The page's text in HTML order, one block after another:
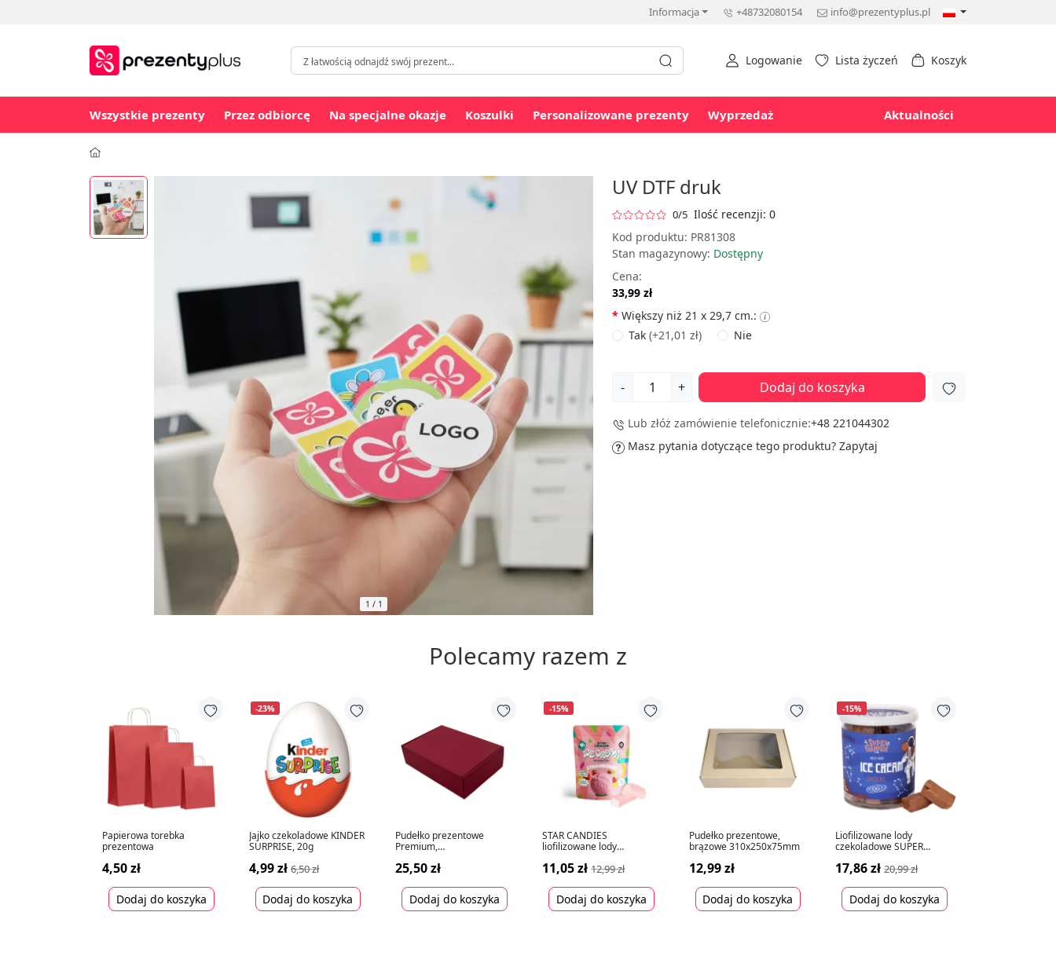
Informacja +48732080154 info@prezentyplus.pl
Logowanie Lista życzeń Koszyk
Wszystkie prezenty Przez odbiorcę Na specjalne okazje Koszulki Personalizowane prezenty Wyprzedaż Aktualności
1 / 1
UV DTF druk
0/5 Ilość recenzji: 0
Kod produktu: PR81308
Stan magazynowy: Dostępny
Cena:
33,99 zł
Większy niż 21 x 29,7 cm.:
Tak (+21,01 zł) Nie
- + Dodaj do koszyka
Lub złóż zamówienie telefonicznie:+48 221044302
Masz pytania dotyczące tego produktu? Zapytaj
Polecamy razem z
Papierowa torebka
prezentowa
4,50 zł
Dodaj do koszyka
-23%
Jajko czekoladowe KINDER
SURPRISE, 20g
4,99 zł 6,50 zł
Dodaj do koszyka
Pudełko prezentowe
Premium,
305x215x85mm
25,50 zł
Dodaj do koszyka
-15%
STAR CANDIES
liofilizowane lody
11,05 zł 12,99 zł
Dodaj do koszyka
Pudełko prezentowe,
brązowe 310x250x75mm
12,99 zł
Dodaj do koszyka
-15%
Liofilizowane lody
czekoladowe SUPER
17,86 zł 20,99 zł
Dodaj do koszyka